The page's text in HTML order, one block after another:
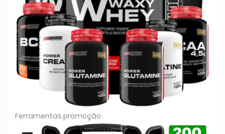
Ferramentas promoção